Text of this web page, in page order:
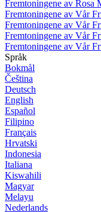
Fremtoningene av Rosa
Fremtoningene av Vår
Fremtoningene av Vår
Fremtoningene av Vår
Fremtoningene av Vår
Språk
Bokmål
Čeština
Deutsch
English
Español
Filipino
Français
Hrvatski
Indonesia
Italiana
Kiswahili
Magyar
Melayu
Nederlands